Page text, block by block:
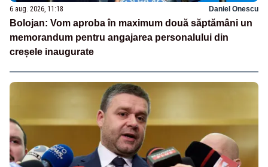
6 aug. 2026, 11:18 Daniel Onescu
Bolojan: Vom aproba în maximum două săptămâni un
memorandum pentru angajarea personalului din
creșele inaugurate